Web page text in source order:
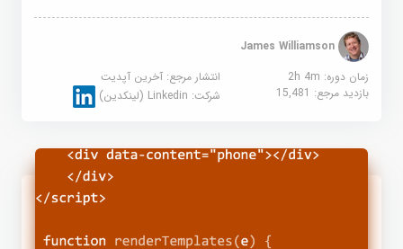
James Williamson
زمان دوره: 2h 4m
انتشار مرجع:آخرین آپدیت
بازدید مرجع:15,481 شرکت:Linkedin (لینکدین)